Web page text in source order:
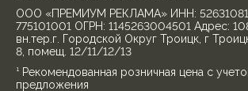
ООО «ПРЕМИУМ РЕКЛАМА» ИНН:
775101001 ОГРН: 1145263004501 Адрес:
вн.тер.г. Городской Округ Троицк, г
8, помещ. 12/11/12/13
¹ Рекомендованная розничная цена с
предложения